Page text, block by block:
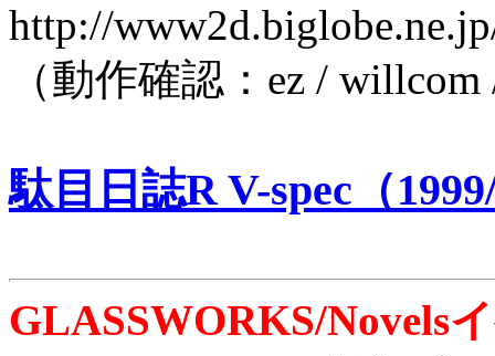
http://
（動作確認：ez /
駄目日誌R V-spec（
GLASSWORKS/Novels